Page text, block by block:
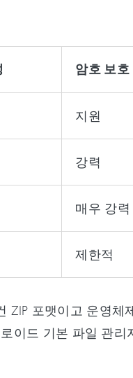
암호 보호
지원
강력
매우 강력
제한적
ZIP 포맷이고 운영
이드 기본 파일 관